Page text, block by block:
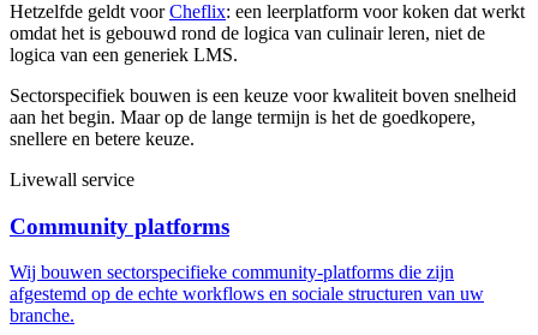
Hetzelfde geldt voorCheflix: een leerplatform voor koken dat werkt
omdat het is gebouwd rond de logica van culinair leren, niet de
logica van een generiek LMS.
Sectorspecifiek bouwen is een keuze voor kwaliteit boven snelheid
aan het begin. Maar op de lange termijn is het de goedkopere,
snellere en betere keuze.
Livewall service
Community platforms
Wij bouwen sectorspecifieke community-platforms die zijn
afgestemd op de echte workflows en sociale structuren van uw
branche.